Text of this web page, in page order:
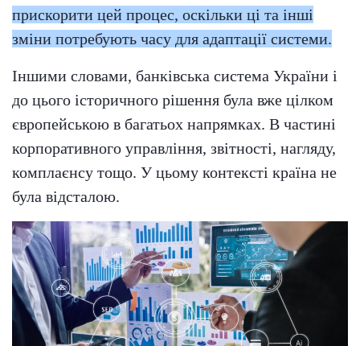
прискорити цей процес, оскільки ці та інші
зміни потребують часу для адаптації системи.
Іншими словами, банківська система України і
до цього історичного рішення була вже цілком
європейською в багатьох напрямках. В частині
корпоративного управління, звітності, нагляду,
комплаєнсу тощо. У цьому контексті країна не
була відсталою.